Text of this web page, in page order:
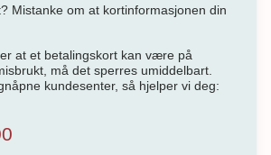
Mistanke om at kortinformasjonen din
at et betalingskort kan være på
må det sperres umiddelbart.
kundesenter, så hjelper vi deg: